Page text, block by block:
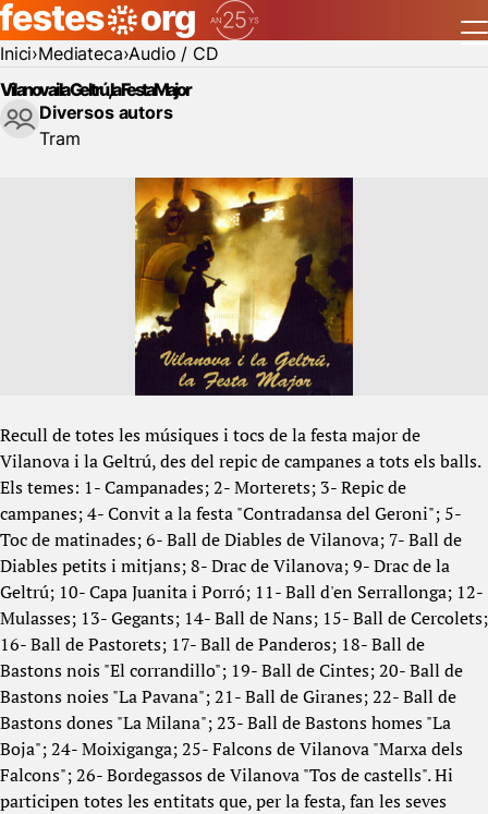
Inici Mediateca Audio / CD
Vilanova i la Geltrú, la Festa Major
Diversos autors
Tram
Recull de totes les músiques i tocs de la festa major de
Vilanova i la Geltrú, des del repic de campanes a tots els balls.
Els temes: 1- Campanades; 2- Morterets; 3- Repic de
campanes; 4- Convit a la festa "Contradansa del Geroni"; 5-
Toc de matinades; 6- Ball de Diables de Vilanova; 7- Ball de
Diables petits i mitjans; 8- Drac de Vilanova; 9- Drac de la
Geltrú; 10- Capa Juanita i Porró; 11- Ball d'en Serrallonga; 12-
Mulasses; 13- Gegants; 14- Ball de Nans; 15- Ball de Cercolets;
16- Ball de Pastorets; 17- Ball de Panderos; 18- Ball de
Bastons nois "El corrandillo"; 19- Ball de Cintes; 20- Ball de
Bastons noies "La Pavana"; 21- Ball de Giranes; 22- Ball de
Bastons dones "La Milana"; 23- Ball de Bastons homes "La
Boja"; 24- Moixiganga; 25- Falcons de Vilanova "Marxa dels
Falcons"; 26- Bordegassos de Vilanova "Tos de castells". Hi
participen totes les entitats que, per la festa, fan les seves